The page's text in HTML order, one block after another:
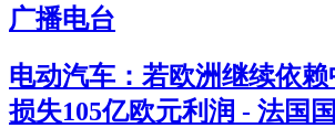
广播电台
电动汽车：若欧洲继续依
损失105亿欧元利润 - 法国